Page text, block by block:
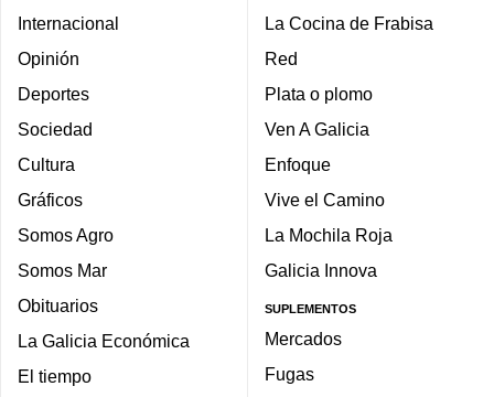
Internacional
Opinión
Deportes
Sociedad
Cultura
Gráficos
Somos Agro
Somos Mar
Obituarios
La Galicia Económica
El tiempo
La Cocina de Frabisa
Red
Plata o plomo
Ven A Galicia
Enfoque
Vive el Camino
La Mochila Roja
Galicia Innova
SUPLEMENTOS
Mercados
Fugas